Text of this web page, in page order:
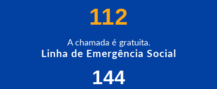
112
A chamada é gratuita.
Linha de Emergência Social
144